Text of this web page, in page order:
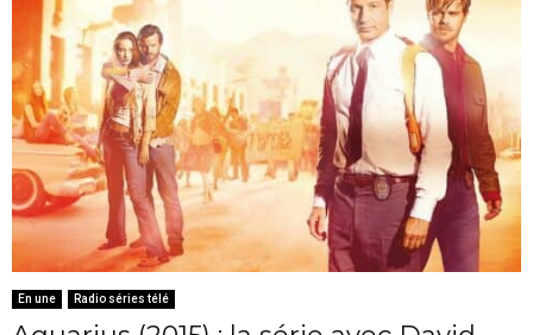
En une Radio séries télé